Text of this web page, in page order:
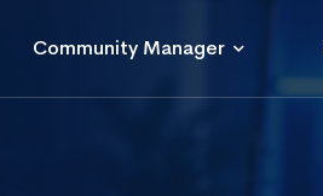
Community Manager